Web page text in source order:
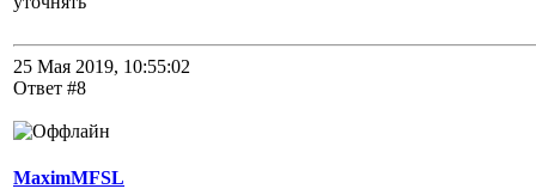
25 Мая 2019, 10:55:02
Ответ #8
MaximMFSL